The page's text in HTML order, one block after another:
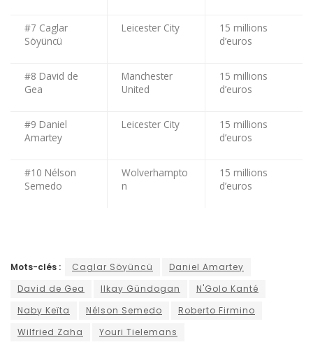
#7 Caglar
Söyüncü
Leicester City
15 millions
d’euros
#8 David de
Gea
Manchester
United
15 millions
d’euros
#9 Daniel
Amartey
Leicester City
15 millions
d’euros
#10 Nélson
Semedo
Wolverhampto
n
15 millions
d’euros
Mots-clés : Caglar Söyüncü
Daniel Amartey
David de Gea
Ilkay Gündogan
N'Golo Kanté
Naby Keïta
Nélson Semedo
Roberto Firmino
Wilfried Zaha
Youri Tielemans